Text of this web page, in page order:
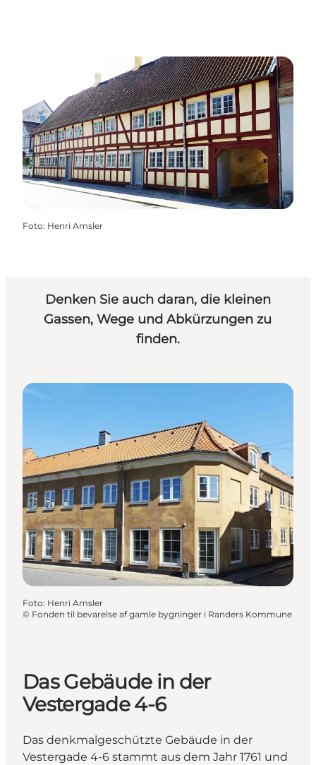
Foto: Henri Amsler
Denken Sie auch daran, die kleinen
Gassen, Wege und Abkürzungen zu
finden.
Foto: Henri Amsler
© Fonden til bevarelse af gamle bygninger i Randers Kommune
Das Gebäude in der
Vestergade 4-6
Das denkmalgeschützte Gebäude in der
Vestergade 4-6 stammt aus dem Jahr 1761 und